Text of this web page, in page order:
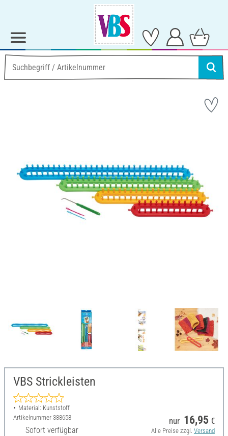
VBS Strickleisten
Material: Kunststoff
Artikelnummer 388658
Sofort verfügbar
nur 16,95 €
Alle Preise zzgl. Versand